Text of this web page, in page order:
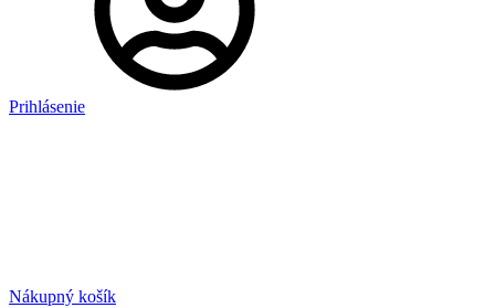
Prihlásenie
Nákupný košík